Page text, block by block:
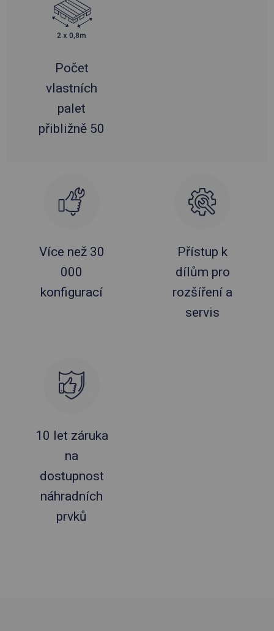
Počet
vlastních
palet
přibližně 50
Více než 30
000
konfigurací
Přístup k
dílům pro
rozšíření a
servis
10 let záruka
na
dostupnost
náhradních
prvků